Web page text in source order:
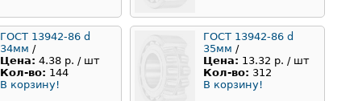
ГОСТ 13942-86 d
34мм /
Цена: 4.38 р. / шт
Кол-во: 144
В корзину!
ГОСТ 13942-86 d
35мм /
Цена: 13.32 р. / шт
Кол-во: 312
В корзину!